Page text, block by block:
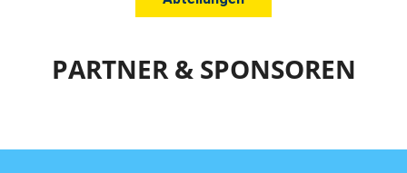
PARTNER & SPONSOREN